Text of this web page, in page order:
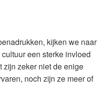
kijken we naar
een sterke invloed
zijn zeker niet de enige
noch zijn ze meer of